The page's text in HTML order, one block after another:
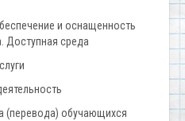
и оснащенность
Доступная среда
(перевода) обучающихся